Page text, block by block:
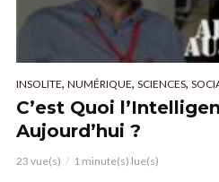
INSOLITE, NUMÉRIQUE, SCIENCES,
C’est Quoi
Aujourd’hui ?
23 vue(s) 1 minute(s) lue(s)